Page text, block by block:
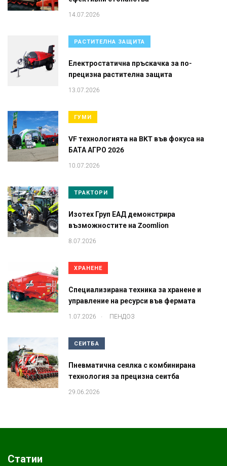
14.07.2026
РАСТИТЕЛНА ЗАЩИТА
Електростатична пръскачка за по-
прецизна растителна защита
13.07.2026
ГУМИ
VF технологията на BKT във фокуса на
БАТА АГРО 2026
10.07.2026
ТРАКТОРИ
Изотех Груп ЕАД демонстрира
възможностите на Zoomlion
8.07.2026
ХРАНЕНЕ
Специализирана техника за хранене и
управление на ресурси във фермата
1.07.2026 . ПЕНДОЗ
СЕИТБА
Пневматична сеялка с комбинирана
технология за прецизна сеитба
29.06.2026
Статии